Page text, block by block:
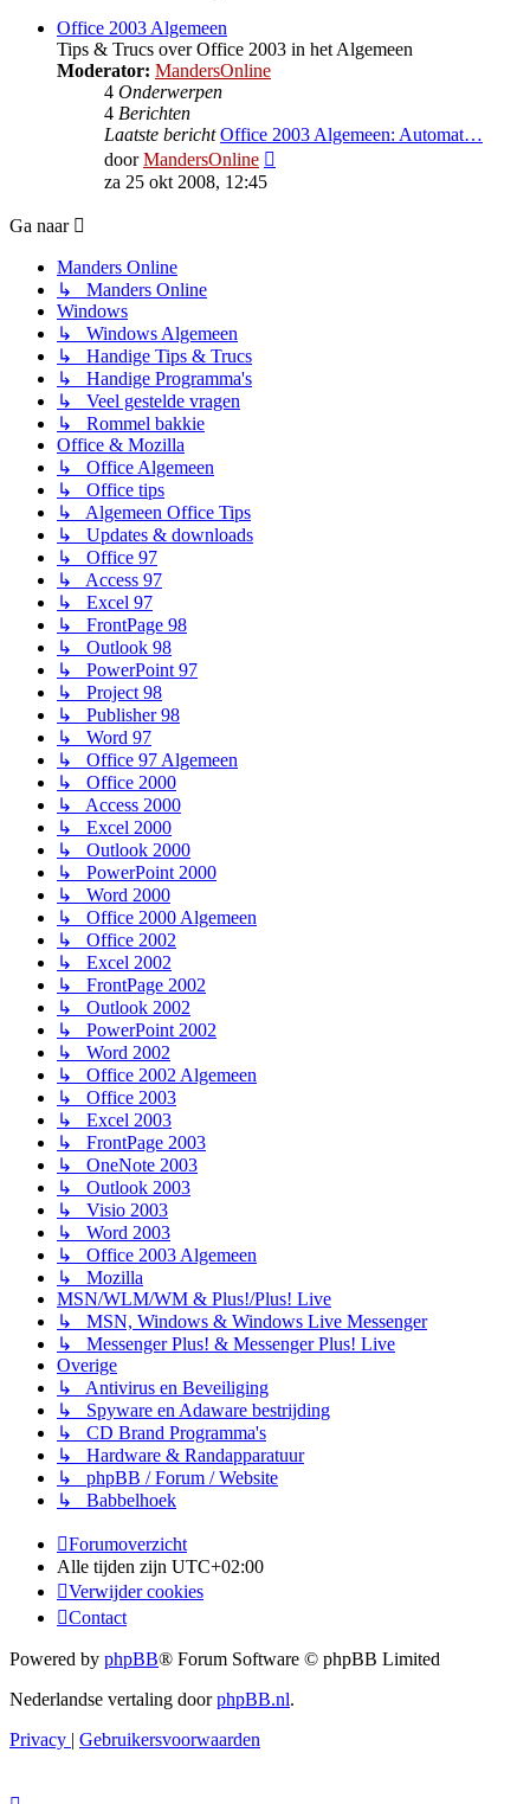
Office 2003 Algemeen
Tips & Trucs over Office 2003 in het Algemeen
Moderator: MandersOnline
4 Onderwerpen
4 Berichten
Laatste bericht Office 2003 Algemeen: Automat…
doorMandersOnline
za 25 okt 2008, 12:45
Ga naar
Manders Online
↳ Manders Online
Windows
↳ Windows Algemeen
↳ Handige Tips & Trucs
↳ Handige Programma's
↳ Veel gestelde vragen
↳ Rommel bakkie
Office & Mozilla
↳ Office Algemeen
↳ Office tips
↳ Algemeen Office Tips
↳ Updates & downloads
↳ Office 97
↳ Access 97
↳ Excel 97
↳ FrontPage 98
↳ Outlook 98
↳ PowerPoint 97
↳ Project 98
↳ Publisher 98
↳ Word 97
↳ Office 97 Algemeen
↳ Office 2000
↳ Access 2000
↳ Excel 2000
↳ Outlook 2000
↳ PowerPoint 2000
↳ Word 2000
↳ Office 2000 Algemeen
↳ Office 2002
↳ Excel 2002
↳ FrontPage 2002
↳ Outlook 2002
↳ PowerPoint 2002
↳ Word 2002
↳ Office 2002 Algemeen
↳ Office 2003
↳ Excel 2003
↳ FrontPage 2003
↳ OneNote 2003
↳ Outlook 2003
↳ Visio 2003
↳ Word 2003
↳ Office 2003 Algemeen
↳ Mozilla
MSN/WLM/WM & Plus!/Plus! Live
↳ MSN, Windows & Windows Live Messenger
↳ Messenger Plus! & Messenger Plus! Live
Overige
↳ Antivirus en Beveiliging
↳ Spyware en Adaware bestrijding
↳ CD Brand Programma's
↳ Hardware & Randapparatuur
↳ phpBB / Forum / Website
↳ Babbelhoek
Forumoverzicht
Alle tijden zijn UTC+02:00
Verwijder cookies
Contact
Powered by phpBB® Forum Software © phpBB Limited
Nederlandse vertaling doorphpBB.nl.
Privacy | Gebruikersvoorwaarden